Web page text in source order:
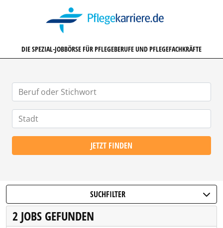
DIE SPEZIAL-JOBBÖRSE FÜR PFLEGEBERUFE UND PFLEGEFACHKRÄFTE
JETZT FINDEN
SUCHFILTER
2 JOBS GEFUNDEN